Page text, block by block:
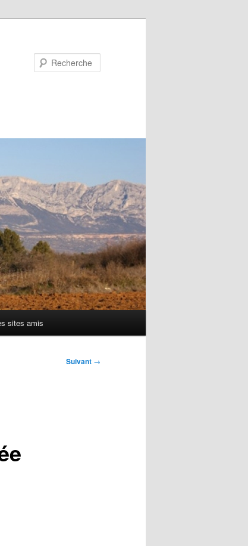
sites amis
Suivant →